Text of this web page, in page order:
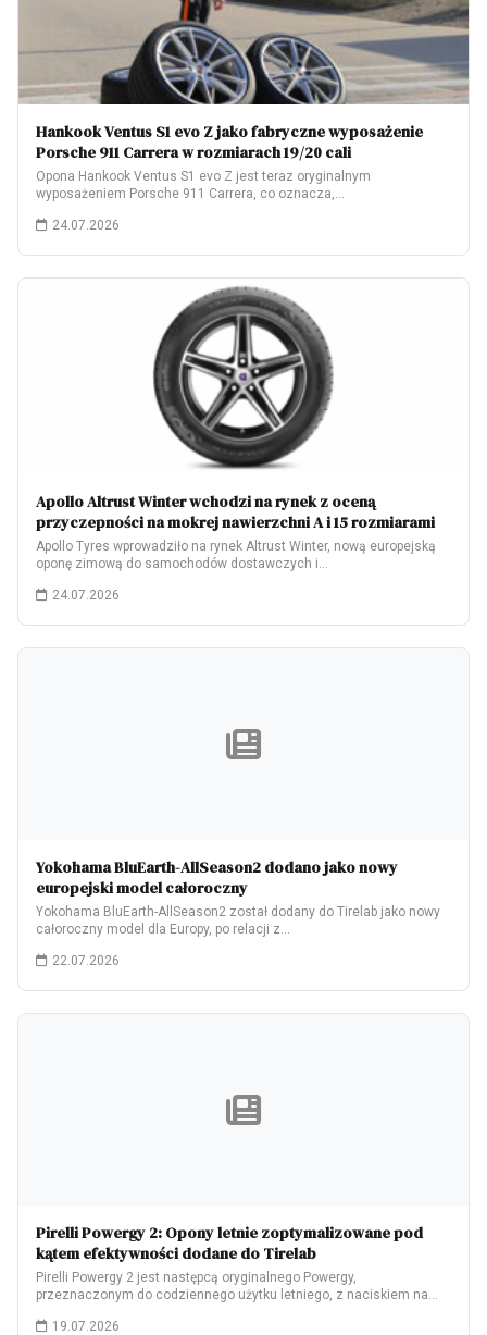
Hankook Ventus S1 evo Z jako fabryczne wyposażenie
Porsche 911 Carrera w rozmiarach 19/20 cali
Opona Hankook Ventus S1 evo Z jest teraz oryginalnym
wyposażeniem Porsche 911 Carrera, co oznacza,…
24.07.2026
Apollo Altrust Winter wchodzi na rynek z oceną
przyczepności na mokrej nawierzchni A i 15 rozmiarami
Apollo Tyres wprowadziło na rynek Altrust Winter, nową europejską
oponę zimową do samochodów dostawczych i…
24.07.2026
Yokohama BluEarth-AllSeason2 dodano jako nowy
europejski model całoroczny
Yokohama BluEarth-AllSeason2 został dodany do Tirelab jako nowy
całoroczny model dla Europy, po relacji z…
22.07.2026
Pirelli Powergy 2: Opony letnie zoptymalizowane pod
kątem efektywności dodane do Tirelab
Pirelli Powergy 2 jest następcą oryginalnego Powergy,
przeznaczonym do codziennego użytku letniego, z naciskiem na…
19.07.2026